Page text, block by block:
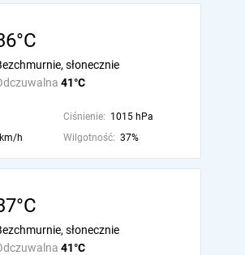
41°C
słonecznie
Ciśnienie: 1015 hPa
h Wilgotność: 37%
41°C
słonecznie